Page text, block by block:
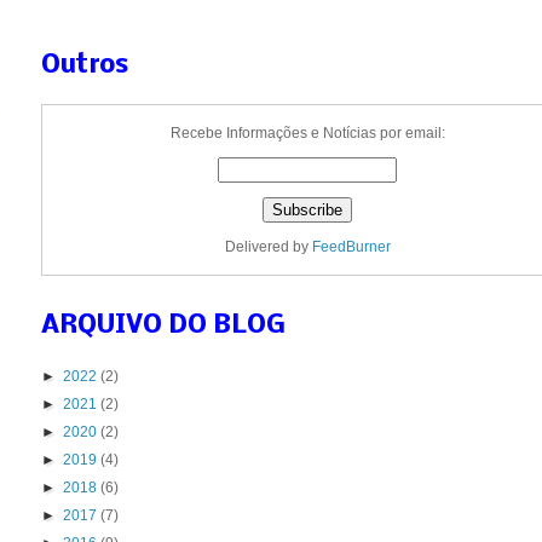
Outros
Recebe Informações e Notícias por email:
Delivered by FeedBurner
ARQUIVO DO BLOG
► 2022 (2)
► 2021 (2)
► 2020 (2)
► 2019 (4)
► 2018 (6)
► 2017 (7)